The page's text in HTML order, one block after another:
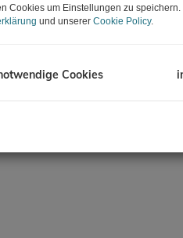
Cookies um Einstellungen zu
und unserer Cookie Policy.
Cookies